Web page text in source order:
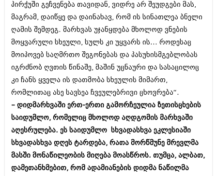
ივლისი 2017 (233)
ივნისი 2017 (265)
მაისი 2017 (216)
მარტი 2017 (212)
თებერვალი 2017 (205)
იანვარი 2017 (246)
დეკემბერი 2016 (207)
ნოემბერი 2016 (207)
ოქტომბერი 2016 (257)
სექტემბერი 2016 (224)
აგვისტო 2016 (258)
ივნისი 2016 (221)
მაისი 2016 (261)
აპრილი 2016 (215)
მარტი 2016 (200)
თებერვალი 2016 (250)
პირქუში გეჩვენება თავიდან, ვიდრე არ შეუდგები მას,
მაგრამ, დაიწყე და დაინახავ, რომ ის სინათლეა ბნელი
ღამის შემდეგ. მარხვას უჯანყდება მხოლოდ ვნების
მოყვარული სხეული, სულს კი უყვარს ის... როდესაც
მოიპოვებ საღმრთო შეგონებას და პასუხისმგებლობას
იგრძნობ ღვთის წინაშე, მაშინ უცნაური და სასაცილოც
კი ჩანს ყველა ის დათმობა სხეულის მიმართ,
რომლითაც ასე სავსეა ჩვეულებრივი ცხოვრება“.
– დიდმარხვაში ერთ-ერთი გამორჩეულია ზეთისცხების
საიდუმლო, რომელიც მხოლოდ აღდგომის მარხვაში
აღესრულება. ეს საიდუმლო სხვადასხვა ეკლესიაში
სხვადასხვა დღეს ტარდება, რათა მორწმუნე მრევლმა
მასში მონაწილეობის მიღება მოასწროს. თუმცა, ალბათ,
დამეთანხმებით, რომ ადამიანების დიდმა ნაწილმა